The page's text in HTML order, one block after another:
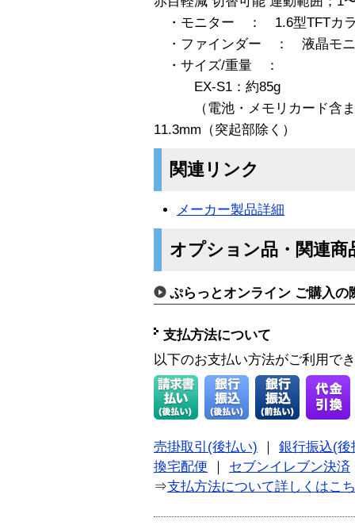
・モニター ： 1.6型TFTカラ
・ファインダー ： 液晶モニ
・サイズ/重量 ：
EX-S1：約85g
（電池・メモリカード含ま
11.3mm（突起部除く）
関連リンク
メーカー製品詳細
オプション品・関連商
ぷらっとオンライン ご購入の
支払方法について
以下のお支払い方法がご利用で
売掛取引(後払い)
銀行振込(後
換宅配便
セブンイレブン決済
⇒支払方法について詳しくはこ